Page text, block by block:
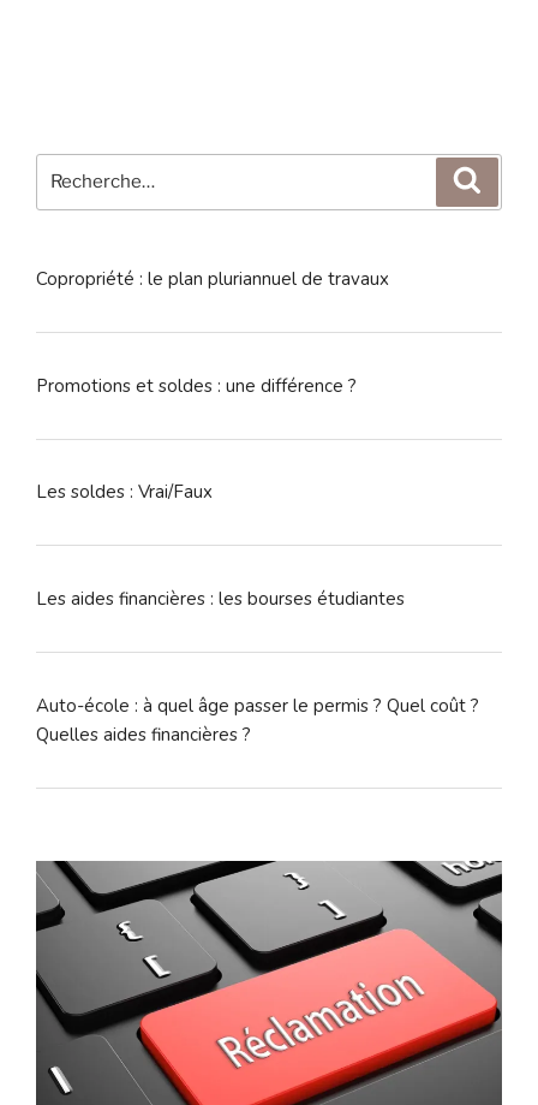
pour
Copropriété : le plan pluriannuel de travaux
Promotions et soldes : une différence ?
Les soldes : Vrai/Faux
Les aides financières : les bourses étudiantes
Auto-école : à quel âge passer le permis ? Quel coût ?
Quelles aides financières ?